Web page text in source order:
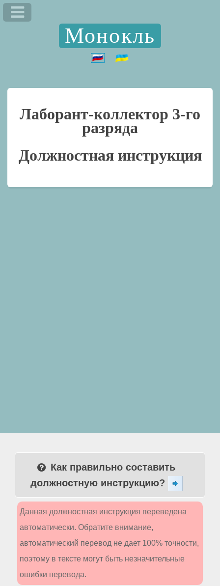
Монокль
Лаборант-коллектор 3-го
разряда
Должностная инструкция
Как правильно составить
должностную инструкцию?
Данная должностная инструкция переведена
автоматически. Обратите внимание,
автоматический перевод не дает 100% точности,
поэтому в тексте могут быть незначительные
ошибки перевода.